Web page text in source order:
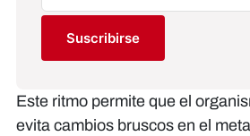
Suscribirse
Este ritmo permite que el
evita cambios bruscos en el